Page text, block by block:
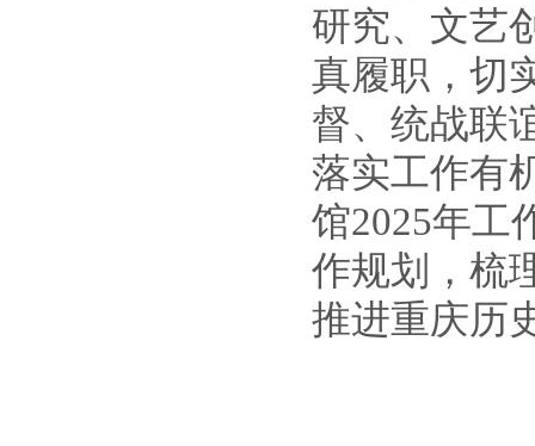
研究、文艺
真履职，切
督、统战联
落实工作有
馆2025年工
作规划，梳
推进重庆历